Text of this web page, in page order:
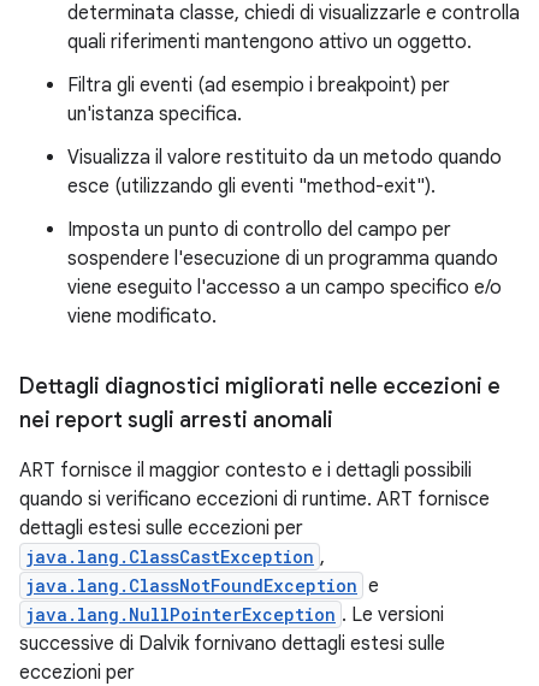
determinata classe, chiedi di visualizzarle e controlla
quali riferimenti mantengono attivo un oggetto.
Filtra gli eventi (ad esempio i breakpoint) per
un'istanza specifica.
Visualizza il valore restituito da un metodo quando
esce (utilizzando gli eventi "method-exit").
Imposta un punto di controllo del campo per
sospendere l'esecuzione di un programma quando
viene eseguito l'accesso a un campo specifico e/o
viene modificato.
Dettagli diagnostici migliorati nelle eccezioni e
nei report sugli arresti anomali
ART fornisce il maggior contesto e i dettagli possibili
quando si verificano eccezioni di runtime. ART fornisce
dettagli estesi sulle eccezioni per
java.lang.ClassCastException ,
java.lang.ClassNotFoundException e
java.lang.NullPointerException . Le versioni
successive di Dalvik fornivano dettagli estesi sulle
eccezioni per